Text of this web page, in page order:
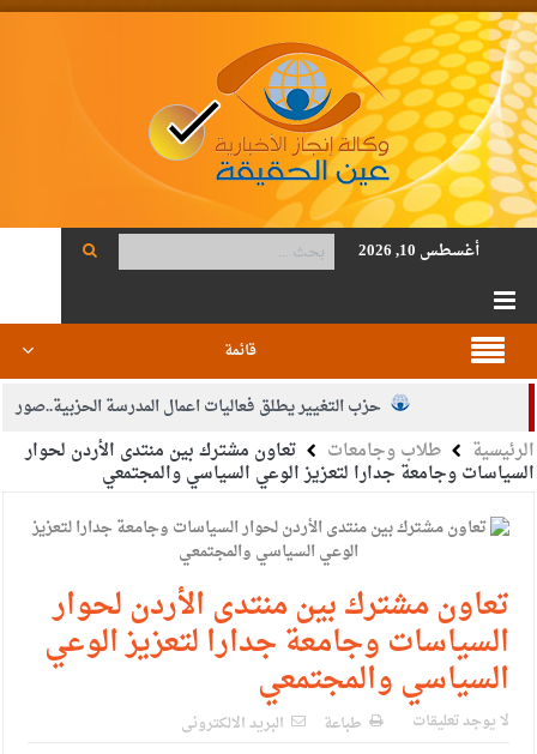
أغسطس 10, 2026
قائمة
حزب التغيير يطلق فعاليات اعمال المدرسة الحزبية..صور
الجيش يفتح باب التجنيد لحملة البكالوريوس في الحقوق والقانون
بيان اجتماع عمّان:دعم الوصاية الهاشمية التاريخية على المقدسات
الإسلامية والمسيحية
الأمن يتلف 16 مليون حبة كبتاجون و1480 كغم مواد مخدرة
النواب يقر مشروع تعديل قانون الملكية العقارية
القاضي يلتقي رؤساء تحرير الصحف اليومية ويؤكد حرص مجلس
النواب على شراكة فاعلة مع الإعلام
الرئيسية طلاب وجامعات تعاون مشترك بين منتدى الأردن لحوار
السياسات وجامعة جدارا لتعزيز الوعي السياسي والمجتمعي
تعاون مشترك بين منتدى الأردن لحوار
السياسات وجامعة جدارا لتعزيز الوعي
السياسي والمجتمعي
لا يوجد تعليقات طباعة البريد الالكترونى